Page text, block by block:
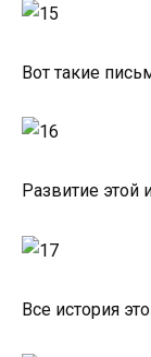
Вот такие
Развитие этой
Все история